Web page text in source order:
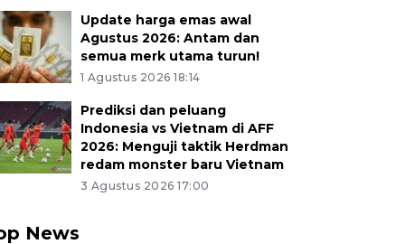
Update harga emas awal
Agustus 2026: Antam dan
semua merk utama turun!
1 Agustus 2026 18:14
Prediksi dan peluang
Indonesia vs Vietnam di AFF
2026: Menguji taktik Herdman
redam monster baru Vietnam
3 Agustus 2026 17:00
News